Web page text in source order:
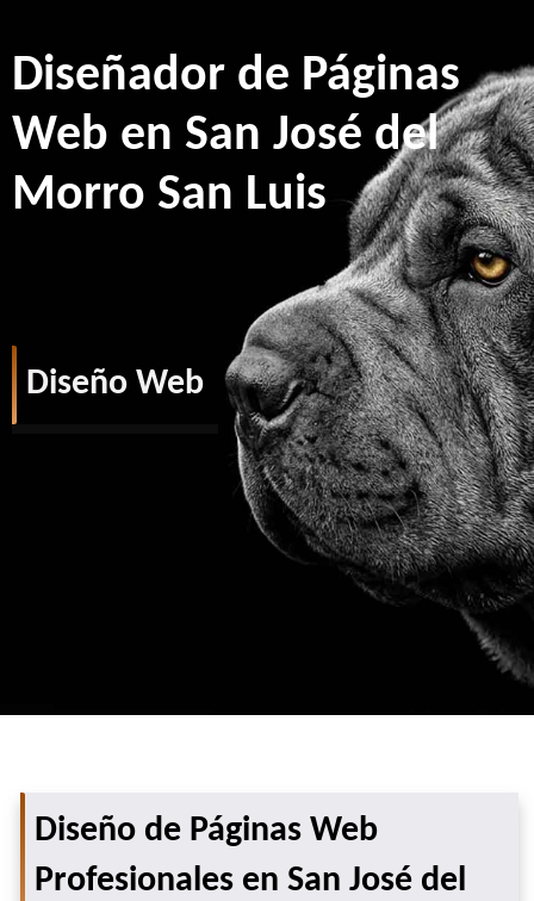
Diseñador de Páginas
Web en San José del
Morro San Luis
Diseño Web
Diseño de Páginas Web
Profesionales en San José del